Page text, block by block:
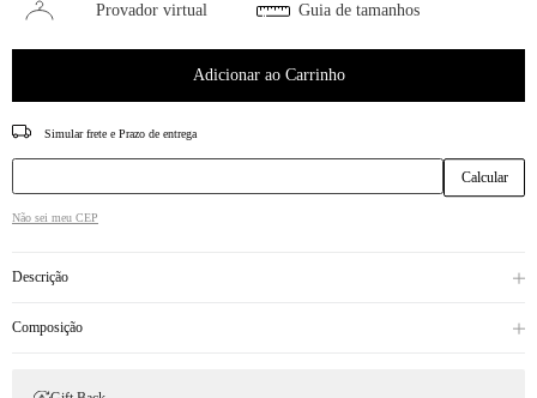
Provador virtual Guia de tamanhos
Adicionar ao Carrinho
CEP
Não sei meu CEP
Descrição
Composição